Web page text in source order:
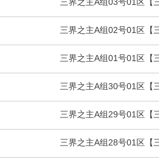
三界之主A组03号01区【
三界之主A组02号01区【
三界之主A组01号01区【
三界之主A组30号01区【
三界之主A组29号01区【
三界之主A组28号01区【